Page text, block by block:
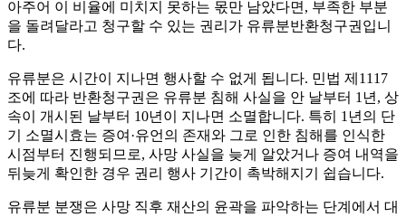
아주어 이 비율에 미치지 못하는 몫만 남았다면, 부족한 부분
을 돌려달라고 청구할 수 있는 권리가 유류분반환청구권입니
다.
유류분은 시간이 지나면 행사할 수 없게 됩니다. 민법 제1117
조에 따라 반환청구권은 유류분 침해 사실을 안 날부터 1년, 상
속이 개시된 날부터 10년이 지나면 소멸합니다. 특히 1년의 단
기 소멸시효는 증여·유언의 존재와 그로 인한 침해를 인식한
시점부터 진행되므로, 사망 사실을 늦게 알았거나 증여 내역을
뒤늦게 확인한 경우 권리 행사 기간이 촉박해지기 쉽습니다.
유류분 분쟁은 사망 직후 재산의 윤곽을 파악하는 단계에서 대